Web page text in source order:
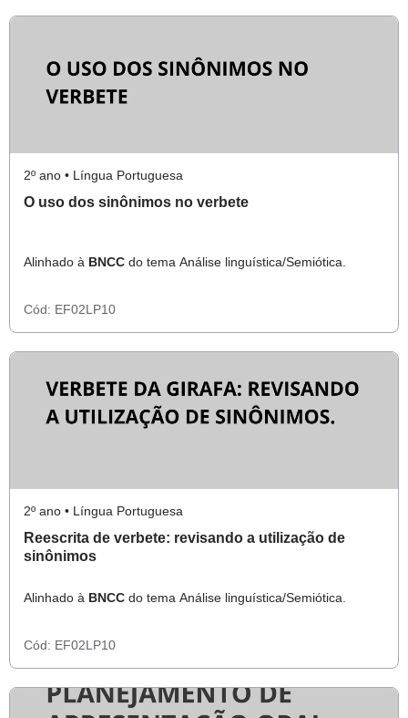
2º ano • Língua Portuguesa
O uso dos sinônimos no verbete
Alinhado à BNCC do tema Análise linguística/Semiótica.
Cód: EF02LP10
2º ano • Língua Portuguesa
Reescrita de verbete: revisando a utilização de
sinônimos
Alinhado à BNCC do tema Análise linguística/Semiótica.
Cód: EF02LP10